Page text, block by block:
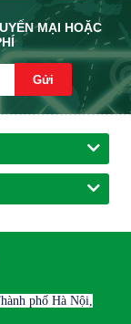
MẠI HOẶC
Gửi
phố Hà Nội,